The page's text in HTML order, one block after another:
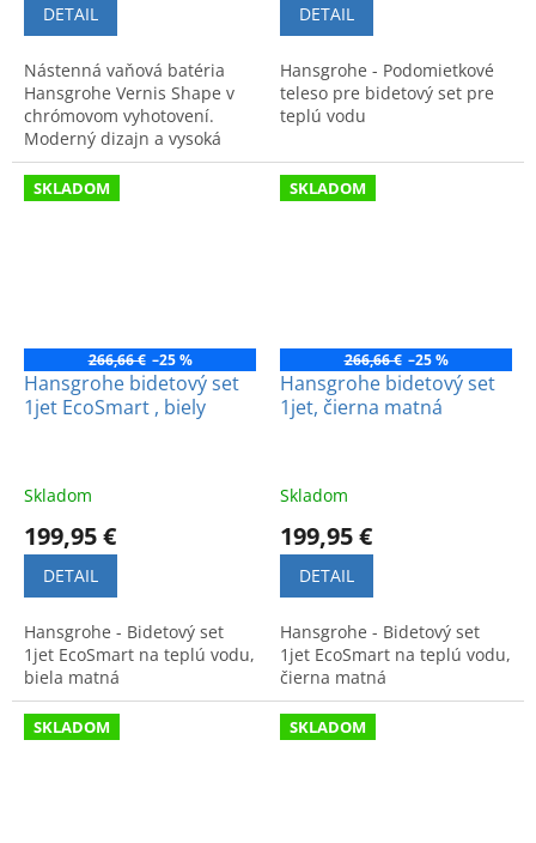
DETAIL
Nástenná vaňová batéria
Hansgrohe Vernis Shape v
chrómovom vyhotovení.
Moderný dizajn a vysoká
funkčnosť pre vašu kúpeľňu.
Kód produktu: 71450000.
DETAIL
Hansgrohe - Podomietkové
teleso pre bidetový set pre
teplú vodu
SKLADOM
266,66 € –25 %
Hansgrohe bidetový set
1jet EcoSmart , biely
Skladom
199,95 €
DETAIL
Hansgrohe - Bidetový set
1jet EcoSmart na teplú vodu,
biela matná
SKLADOM
266,66 € –25 %
Hansgrohe bidetový set
1jet, čierna matná
Skladom
199,95 €
DETAIL
Hansgrohe - Bidetový set
1jet EcoSmart na teplú vodu,
čierna matná
SKLADOM SKLADOM